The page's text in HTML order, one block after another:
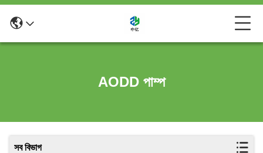
AODD পাম্প
সব বিভাগ